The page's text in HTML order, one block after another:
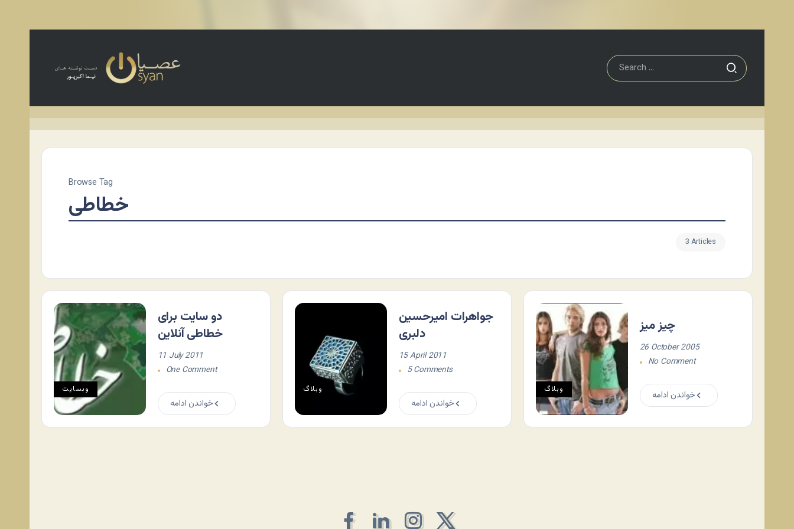
Browse Tag
خطاطی
3 Articles
وبسایت
دو سایت برای
خطاطی آنلاین
11 July 2011
One Comment
خواندن ادامه
وبلاگ
جواهرات امیرحسین
دلبری
15 April 2011
5 Comments
خواندن ادامه
وبلاگ
چیز میز
26 October 2005
No Comment
خواندن ادامه